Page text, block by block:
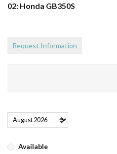
02: Honda GB350S
Request Information
Available